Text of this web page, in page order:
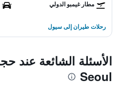
مطار غيمبو الدولي
رحلات طيران إلى سيول
Seoul